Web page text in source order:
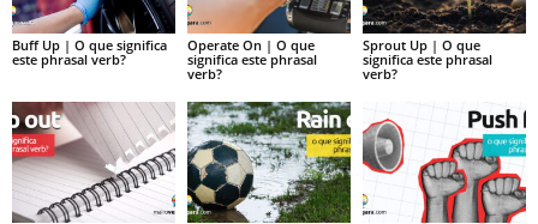
Buff Up | O que significa
este phrasal verb?
Operate On | O que
significa este phrasal
verb?
Sprout Up | O que
significa este phrasal
verb?